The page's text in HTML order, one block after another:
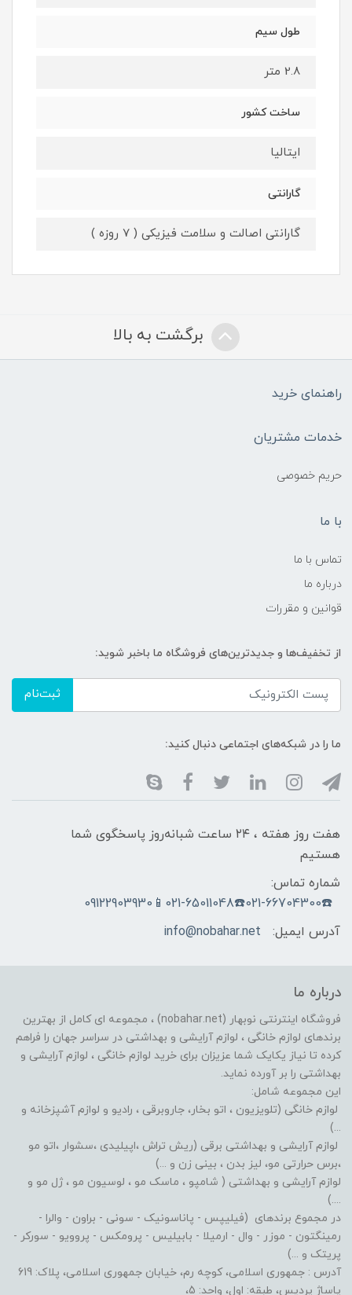
طول سیم
2.8 متر
ساخت کشور
ایتالیا
گارانتی
گارانتی اصالت و سلامت فیزیکی ( 7 روزه )
برگشت به بالا
راهنمای خرید
خدمات مشتریان
حریم خصوصی
با ما
تماس با ما
درباره ما
قوانین و مقررات
از تخفیف‌ها و جدیدترین‌های فروشگاه ما باخبر شوید:
ثبت‌نام
ما را در شبکه‌های اجتماعی دنبال کنید:
هفت روز هفته ، ۲۴ ساعت شبانه‌روز پاسخگوی شما
هستیم
شماره تماس:
☎️021-66704300☎️021-65011048📱09122903930
آدرس ایمیل:
info@nobahar.net
درباره ما
فروشگاه اینترنتی نوبهار (nobahar.net) ، مجموعه ای کامل از بهترین
برندهای لوازم خانگی ، لوازم آرایشی و بهداشتی در سراسر جهان را فراهم
کرده تا نیاز یکایک شما عزیزان برای خرید لوازم خانگی ، لوازم آرایشی و
بهداشتی را بر آورده نماید.
این مجموعه شامل:
لوازم خانگی (تلویزیون ، اتو بخار، جاروبرقی ، رادیو و لوازم آشپزخانه و
...)
لوازم آرایشی و بهداشتی برقی (ریش تراش ،اپیلیدی ،سشوار ،اتو مو
،برس حرارتی مو، لیز بدن ، بینی زن و ...)
لوازم آرایشی و بهداشتی ( شامپو ، ماسک مو ، لوسیون مو ، ژل مو و
....)
در مجموع برندهای (فیلیپس - پاناسونیک - سونی - براون - والرا -
رمینگتون - موزر - وال - ارمیلا - بابیلیس - پرومکس - پروویو - سورکر -
پریتک و ...)
آدرس : جمهوری اسلامی، کوچه رم، خیابان جمهوری اسلامی، پلاک: 619
پاساژ پردیس، طبقه: اول، واحد: 5،